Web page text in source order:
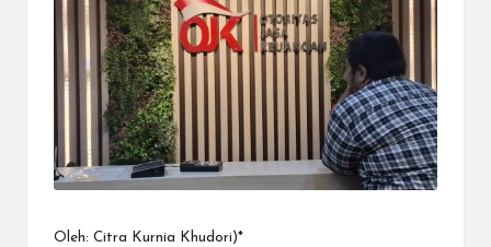
Oleh: Citra Kurnia Khudori)*